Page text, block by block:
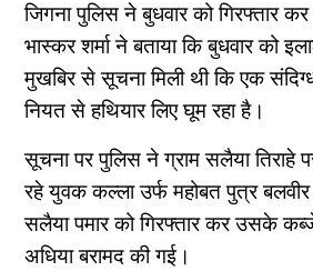
जिगना पुलिस ने बुधवार को गिरफ्तार कर
भास्कर शर्मा ने बताया कि बुधवार को
मुखबिर से सूचना मिली थी कि एक
नियत से हथियार लिए घूम रहा है।
सूचना पर पुलिस ने ग्राम सलैया तिराहे
रहे युवक कल्ला उर्फ महोबत पुत्र बलवीर
सलैया पमार को गिरफ्तार कर उसके
अधिया बरामद की गई।